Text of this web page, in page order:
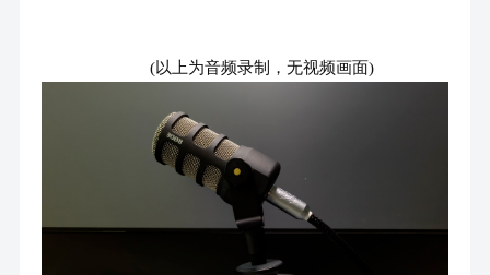
(以上为音频录制，无视频画面)